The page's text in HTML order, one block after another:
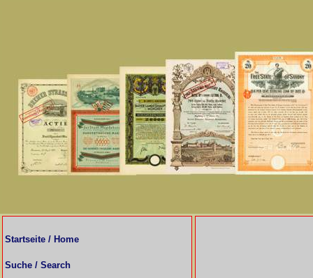
Startseite / Home
Suche / Search